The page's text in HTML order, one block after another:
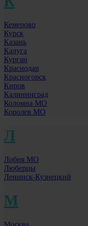
Кемерово
Курск
Казань
Калуга
Курган
Краснодар
Красногорск
Киров
Калининград
Коломна МО
Королев МО
Л
Лобня МО
Люберцы
Ленинск-Кузнецкий
М
Москва